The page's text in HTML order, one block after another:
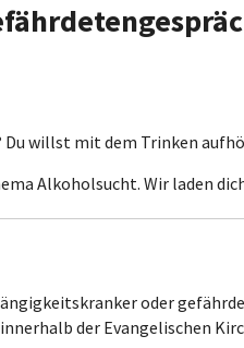
willst mit dem Trinken
Alkoholsucht. Wir laden
oder
der Evangelischen